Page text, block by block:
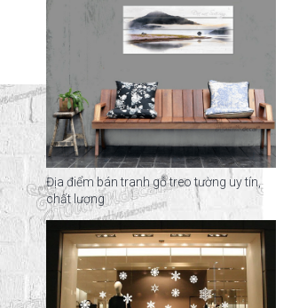
Địa điểm bán tranh gỗ treo tường uy tín,
chất lượng